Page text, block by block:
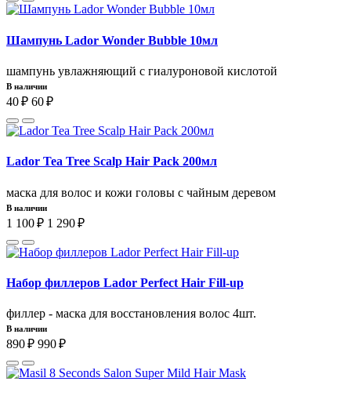
Шампунь Lador Wonder Bubble 10мл
шампунь увлажняющий с гиалуроновой кислотой
В наличии
40 ₽ 60 ₽
Lador Tea Tree Scalp Hair Pack 200мл
маска для волос и кожи головы с чайным деревом
В наличии
1 100 ₽ 1 290 ₽
Набор филлеров Lador Perfect Hair Fill-up
филлер - маска для восстановления волос 4шт.
В наличии
890 ₽ 990 ₽